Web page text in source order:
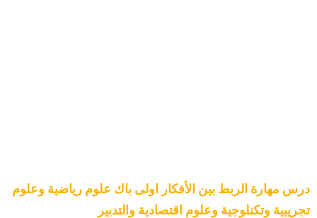
درس مهارة الربط بين الأفكار اولى باك علوم رياضية وعلوم
تجريبية وتكنلوجية وعلوم اقتصادية والتدبير